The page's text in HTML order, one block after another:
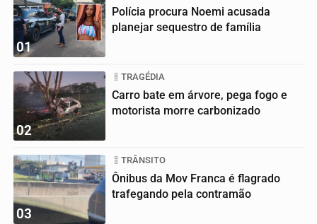
01
Polícia procura Noemi acusada
planejar sequestro de família
02
TRAGÉDIA
Carro bate em árvore, pega fogo e
motorista morre carbonizado
03
TRÂNSITO
Ônibus da Mov Franca é flagrado
trafegando pela contramão